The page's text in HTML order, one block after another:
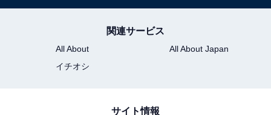
関連サービス
All About
All About Japan
イチオシ
サイト情報